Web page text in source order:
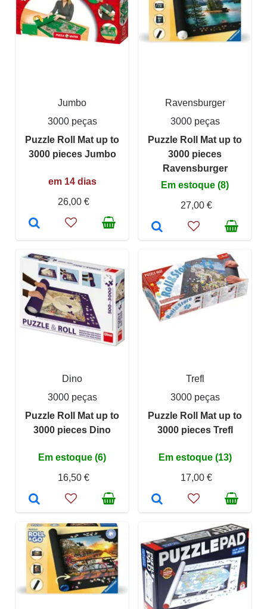
Jumbo
3000 peças
Puzzle Roll Mat up to
3000 pieces Jumbo
em 14 dias
26,00 €
Ravensburger
3000 peças
Puzzle Roll Mat up to
3000 pieces
Ravensburger
Em estoque (8)
27,00 €
Dino
3000 peças
Puzzle Roll Mat up to
3000 pieces Dino
Em estoque (6)
16,50 €
Trefl
3000 peças
Puzzle Roll Mat up to
3000 pieces Trefl
Em estoque (13)
17,00 €